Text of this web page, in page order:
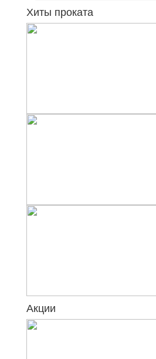
Хиты проката
Акции